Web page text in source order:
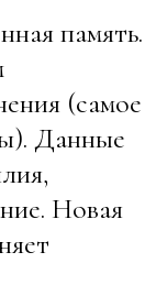
память.
(самое
Данные
Новая